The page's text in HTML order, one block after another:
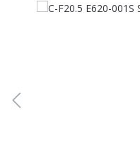
Afbeeldingengalerij overslaan